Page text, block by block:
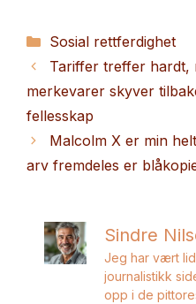
Kategorier
Sosial rettferdighet
Tariffer treffer hardt,
merkevarer skyver
fellesskap
Malcolm X er min
arv fremdeles er
Sindre
Jeg har vært
journalistikk
opp i de